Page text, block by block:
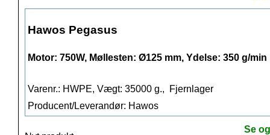
Hawos Pegasus
Motor: 750W, Møllesten: Ø125 mm, Ydelse: 350 g/min
Varenr.: HWPE, Vægt: 35000 g.,
Fjernlager
Producent/Leverandør: Hawos
Se